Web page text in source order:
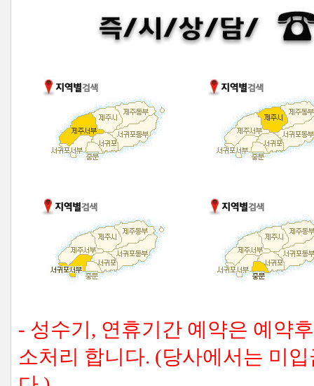
- 성수기, 연휴기간 예약은 예약
소처리 합니다. (당사에서는 미